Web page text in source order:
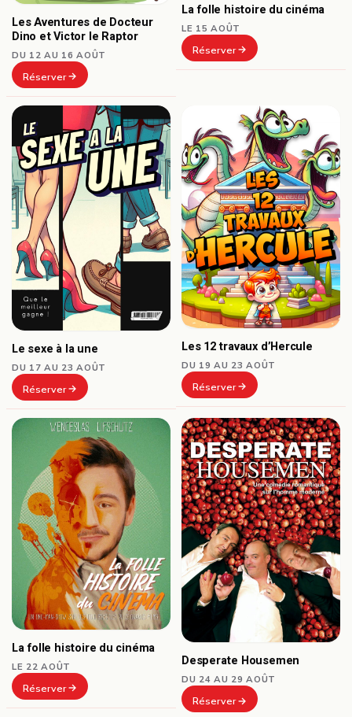
Les Aventures de Docteur
Dino et Victor le Raptor
DU 12 AU 16 AOÛT
Réserver
La folle histoire du cinéma
LE 15 AOÛT
Réserver
Le sexe à la une
DU 17 AU 23 AOÛT
Réserver
Les 12 travaux d’Hercule
DU 19 AU 23 AOÛT
Réserver
La folle histoire du cinéma
LE 22 AOÛT
Réserver
Desperate Housemen
DU 24 AU 29 AOÛT
Réserver